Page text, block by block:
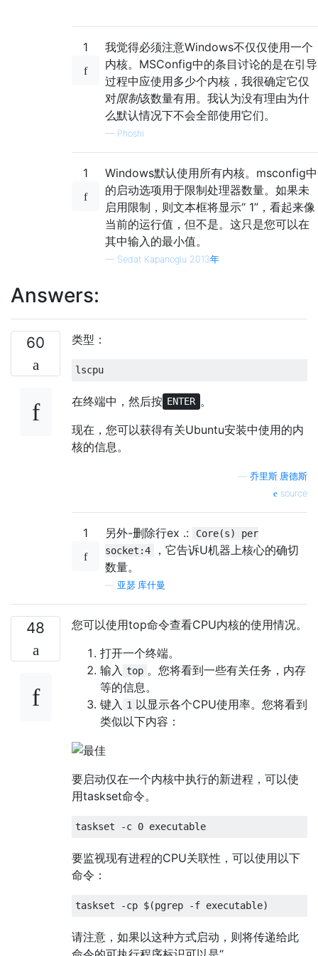
1
我觉得必须注意Windows不仅仅使用一个
内核。MSConfig中的条目讨论的是在引导
过程中应使用多少个内核，我很确定它仅
对限制该数量有用。我认为没有理由为什
么默认情况下不会全部使用它们。
— Phoshi
1
Windows默认使用所有内核。msconfig中
的启动选项用于限制处理器数量。如果未
启用限制，则文本框将显示“ 1”，看起来像
当前的运行值，但不是。这只是您可以在
其中输入的最小值。
— Sedat Kapanoglu 2013年
Answers:
60 类型：
在终端中，然后按 ENTER 。
现在，您可以获得有关Ubuntu安装中使用的内
核的信息。
乔里斯·唐德斯
source
1 另外-删除行ex .:
Core(s) per
socket:4
，它告诉U机器上核心的确切
数量。
亚瑟·库什曼
48
您可以使用top命令查看CPU内核的使用情况。
打开一个终端。
输入 top 。您将看到一些有关任务，内存
等的信息。
键入 1 以显示各个CPU使用率。您将看到
类似以下内容：
要启动仅在一个内核中执行的新进程，可以使
用taskset命令。
要监视现有进程的CPU关联性，可以使用以下
命令：
请注意，如果以这种方式启动，则将传递给此